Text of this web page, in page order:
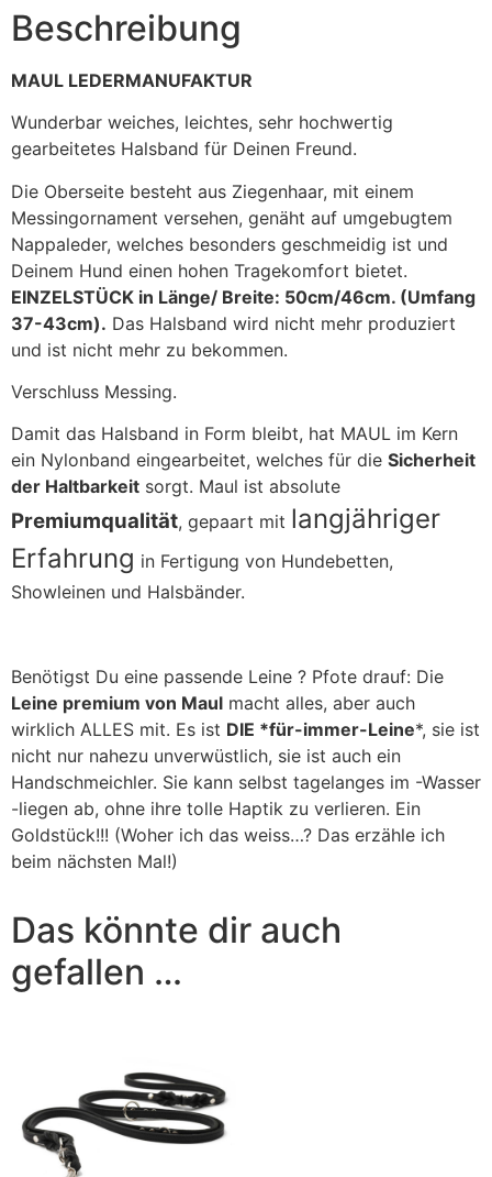
Beschreibung
MAUL LEDERMANUFAKTUR
Wunderbar weiches, leichtes, sehr hochwertig
gearbeitetes Halsband für Deinen Freund.
Die Oberseite besteht aus Ziegenhaar, mit einem
Messingornament versehen, genäht auf umgebugtem
Nappaleder, welches besonders geschmeidig ist und
Deinem Hund einen hohen Tragekomfort bietet.
EINZELSTÜCK in Länge/ Breite: 50cm/46cm. (Umfang
37-43cm). Das Halsband wird nicht mehr produziert
und ist nicht mehr zu bekommen.
Verschluss Messing.
Damit das Halsband in Form bleibt, hat MAUL im Kern
ein Nylonband eingearbeitet, welches für die Sicherheit
der Haltbarkeit sorgt. Maul ist absolute
Premiumqualität, gepaart mit langjähriger
Erfahrung in Fertigung von Hundebetten,
Showleinen und Halsbänder.
Benötigst Du eine passende Leine ? Pfote drauf: Die
Leine premium von Maul macht alles, aber auch
wirklich ALLES mit. Es ist DIE *für-immer-Leine*, sie ist
nicht nur nahezu unverwüstlich, sie ist auch ein
Handschmeichler. Sie kann selbst tagelanges im -Wasser
-liegen ab, ohne ihre tolle Haptik zu verlieren. Ein
Goldstück!!! (Woher ich das weiss…? Das erzähle ich
beim nächsten Mal!)
Das könnte dir auch
gefallen …